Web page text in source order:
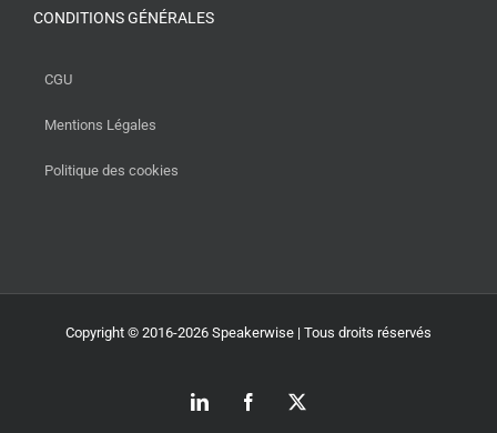
CONDITIONS GÉNÉRALES
CGU
Mentions Légales
Politique des cookies
Copyright © 2016-2026 Speakerwise | Tous droits réservés
LinkedInFacebook
X